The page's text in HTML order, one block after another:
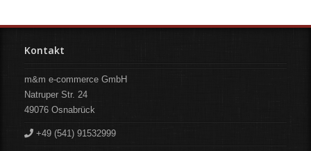
Kontakt
m&m e-commerce GmbH
Natruper Str. 24
49076 Osnabrück
+49 (541) 91532999